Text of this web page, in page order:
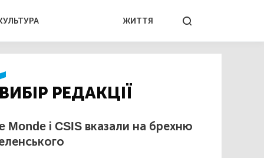
ЖИТТЯ
ВИБІР РЕДАКЦІЇ
Monde і CSIS вказали на брехню